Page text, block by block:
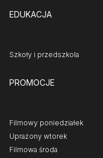
EDUKACJA
Szkoły i przedszkola
PROMOCJE
Filmowy poniedziałek
Uprażony wtorek
Filmowa środa